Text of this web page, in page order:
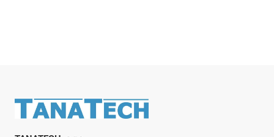
Zápatí